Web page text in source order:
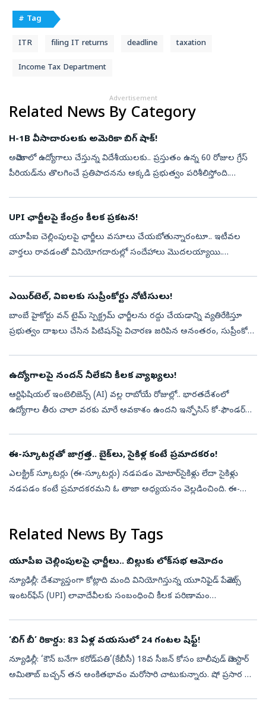
# Tag
ITR filing IT returns deadline taxation
Income Tax Department
Advertisement
Related News By Category
H-1B వీసాదారులకు అమెరికా బిగ్ షాక్!
అమెరికాలో ఉద్యోగాలు చేస్తున్న విదేశీయులకు.. ప్రస్తుతం ఉన్న 60 రోజుల గ్రేస్
పీరియడ్‌ను తొలగించే ప్రతిపాదనను అక్కడి ప్రభుత్వం పరిశీలిస్తోంది.
UPI ఛార్జీలపై కేంద్రం కీలక ప్రకటన!
యూపీఐ చెల్లింపులపై ఛార్జీలు వసూలు చేయబోతున్నారంటూ.. ఇటీవల
వార్తలు రావడంతో వినియోగదారుల్లో సందేహాలు మొదలయ్యాయి.
ఎయిర్‌టెల్, విఐలకు సుప్రీంకోర్టు నోటీసులు!
బాంబే హైకోర్టు వన్ టైమ్ స్పెక్ట్రమ్ ఛార్జీలను రద్దు చేయడాన్ని వ్యతిరేకిస్తూ
ప్రభుత్వం దాఖలు చేసిన పిటిషన్‌పై విచారణ జరిపిన అనంతరం, సుప్రీంకోర్టు
ఉద్యోగాలపై నందన్ నీలేకని కీలక వ్యాఖ్యలు!
ఆర్టిఫిషియల్ ఇంటెలిజెన్స్ (AI) వల్ల రాబోయే రోజుల్లో.. భారతదేశంలో
ఉద్యోగాల తీరు చాలా వరకు మారే అవకాశం ఉందని ఇన్ఫోసిస్ కో-ఫౌండర్
ఈ-స్కూటర్లతో జాగ్రత్త.. బైక్‌లు, సైకిళ్ల కంటే ప్రమాదకరం!
ఎలక్ట్రిక్‌ స్కూటర్లు (ఈ-స్కూటర్లు) నడపడం మోటార్‌సైకిళ్లు లేదా సైకిళ్లు
నడపడం కంటే ప్రమాదకరమని ఓ తాజా అధ్యయనం వెల్లడించింది. ఈ-
Related News By Tags
యూపీఐ చెల్లింపులపై ఛార్జీలు.. బిల్లుకు లోక్‌సభ ఆమోదం
న్యూఢిల్లీ: దేశవ్యాప్తంగా కోట్లాది మంది వినియోగిస్తున్న యూనిఫైడ్ పేమెంట్స్
ఇంటర్‌ఫేస్ (UPI) లావాదేవీలకు సంబంధించి కీలక పరిణామం
‘బిగ్‌ బీ’ రికార్డు: 83 ఏళ్ల వయసులో 24 గంటల షిఫ్ట్‌!
న్యూఢిల్లీ: ‘కౌన్ బనేగా కరోడ్‌పతి’(కేబీసీ) 18వ సీజన్ కోసం బాలీవుడ్ మెగాస్టార్
అమితాబ్ బచ్చన్ తన అంకితభావం మరోసారి చాటుకున్నారు. షో ప్రసార తేదీ